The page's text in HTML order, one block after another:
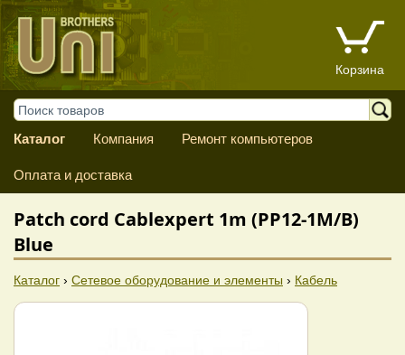
Корзина
Каталог Компания Ремонт компьютеров
Оплата и доставка
Patch cord Cablexpert 1m (PP12-1M/B)
Blue
Каталог › Сетевое оборудование и элементы › Кабель